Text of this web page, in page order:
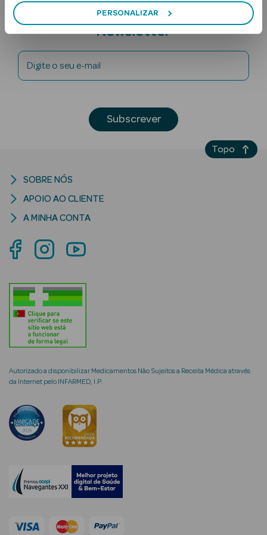
PERSONALIZAR
Rosto
Criança
Rosto e
Ver Tudo
Rosto
Hidratantes
Creme de Olhos
envelhecimento
Subscreva a
Newsletter
Digite o seu e-mail
Subscrever
Autorizado a disponibilizar Medicamentos Não Sujeitos a Receita Médica através
da Internet pelo INFARMED, I.P.
SOBRE NÓS
APOIO AO CLIENTE
A MINHA CONTA
Topo